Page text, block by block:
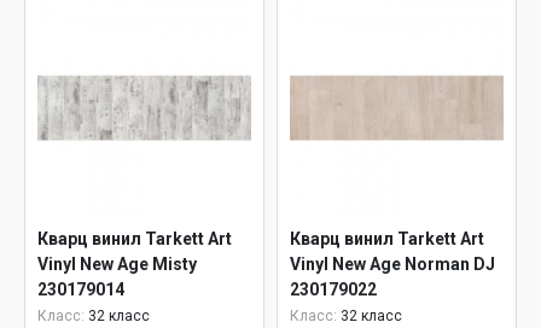
Кварц винил Tarkett Art
Vinyl New Age Misty
230179014
Класс: 32 класс
Кварц винил Tarkett Art
Vinyl New Age Norman DJ
230179022
Класс: 32 класс